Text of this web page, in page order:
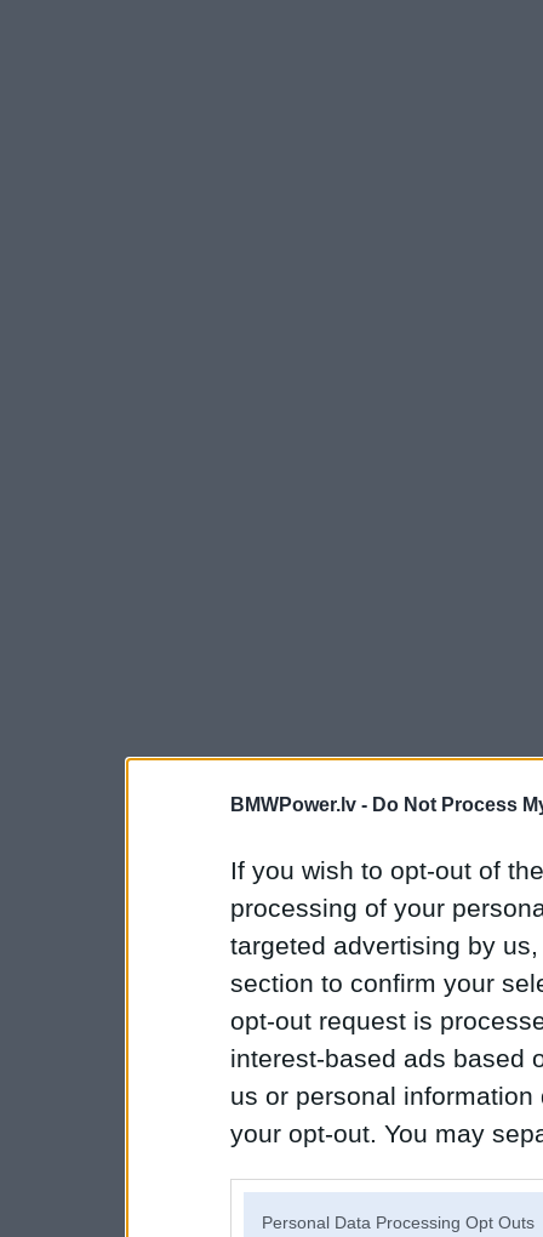
BMWPower.lv - Do Not Process
If you wish to opt-out of
processing of your
targeted advertising by
section to confirm your
opt-out request is
interest-based ads based
us or personal
your opt-out. You may
Personal Data Processing Opt Outs